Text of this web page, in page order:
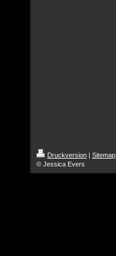
Druckversion | Sitemap
© Jessica Evers